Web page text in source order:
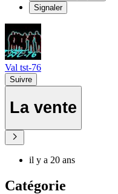
Signaler
Val tst-76
Suivre
La vente
il y a 20 ans
Catégorie